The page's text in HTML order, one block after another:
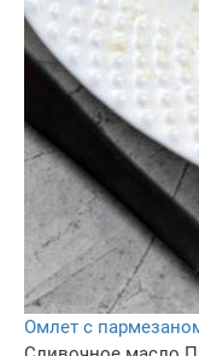
Омлет с